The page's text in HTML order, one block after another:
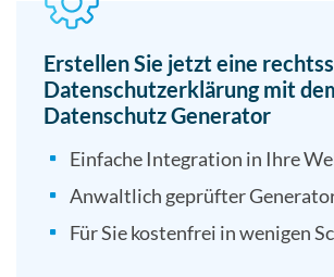
Erstellen Sie jetzt eine
Datenschutzerklärung mit
Datenschutz Generator
Einfache Integration in Ihre
Anwaltlich geprüfter
Für Sie kostenfrei in wenigen